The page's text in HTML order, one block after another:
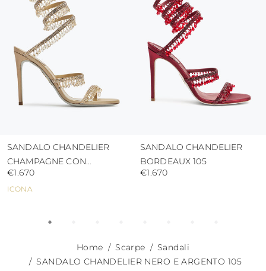
pioggia
usare i sacchetti di protezione per evitare
contatti con superfici abrasive.
ICONA
SANDALO CHANDELIER
CHAMPAGNE CON
CRISTALLI 105
€1.670
SANDALO CHANDELIER
BORDEAUX 105
€1.670
Home Scarpe
Sandali
SANDALO CHANDELIER NERO E ARGENTO 105